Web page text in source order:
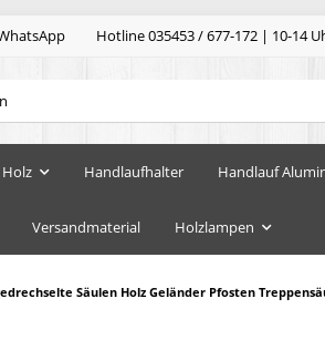
Hotline 035453 / 677-172 | 10-14
Handlaufhalter Handlauf
Versandmaterial Holzlampen
Säulen Holz Geländer Pfosten